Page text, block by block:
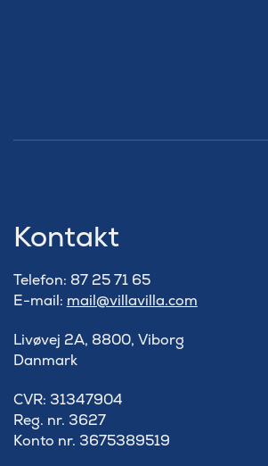
Kontakt
Telefon: 87 25 71 65
E-mail: mail@villavilla.com
Livøvej 2A, 8800, Viborg
Danmark
​CVR: 31347904
Reg. nr. 3627
Konto nr. 3675389519